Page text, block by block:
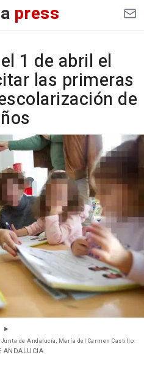
press
1 de abril el
las primeras
de
de Andalucía, María del Carmen Castillo.
ANDALUCIA